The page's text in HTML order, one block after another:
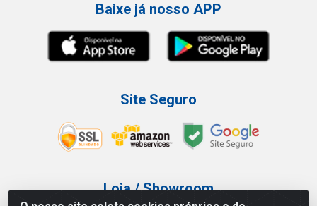
Baixe já nosso APP
Site Seguro
Loja / Showroom